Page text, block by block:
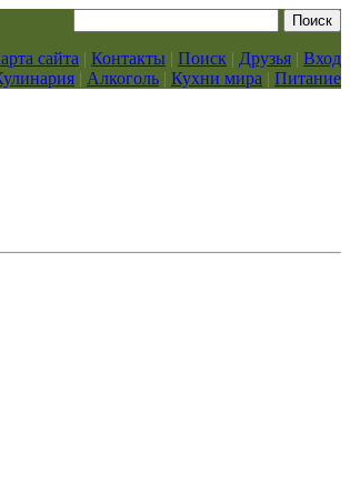
сайта | Контакты | Поиск | Друзья | Вход
| Алкоголь | Кухни мира | Питание